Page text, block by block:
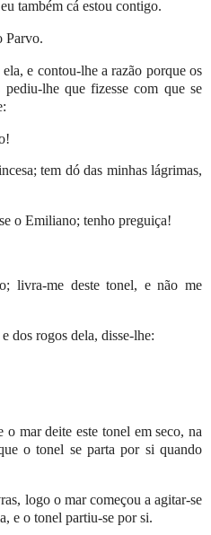
também cá estou contigo.
Parvo.
e contou-lhe a razão porque os
lhe que fizesse com que se
tem dó das minhas lágrimas,
o Emiliano; tenho preguiça!
livra-me deste tonel, e não me
dos rogos dela, disse-lhe:
o mar deite este tonel em seco, na
o tonel se parta por si quando
logo o mar começou a agitar-se
e o tonel partiu-se por si.